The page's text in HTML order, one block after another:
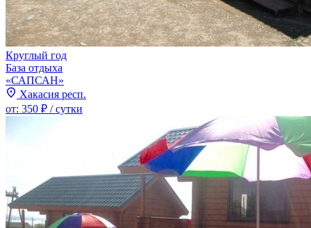
Круглый год
База отдыха
«САПСАН»
Хакасия респ.
от: 350 ₽ / сутки